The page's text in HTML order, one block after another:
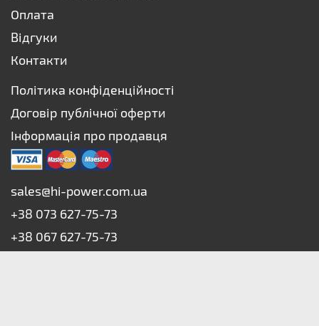
Оплата
Відгуки
Контакти
Політика конфіденційності
Договір публічної оферти
Інформація про продавця
sales@hi-power.com.ua
+38 073 627-75-73
+38 067 627-75-73